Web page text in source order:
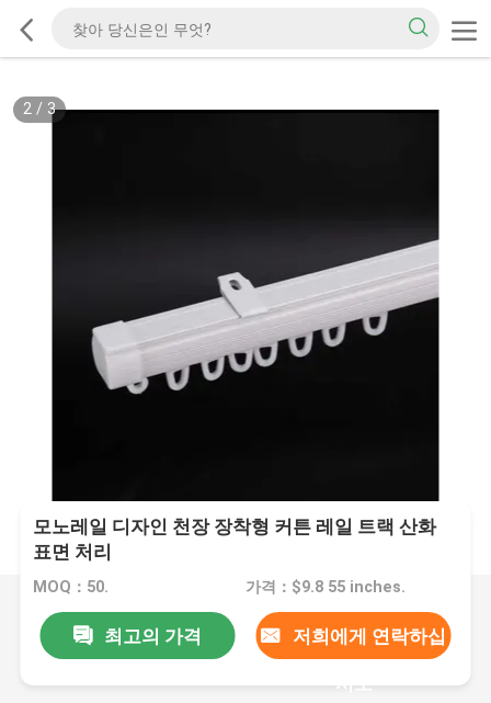
2/ 3
모노레일 디자인 천장 장착형 커튼 레일 트랙 산화
표면 처리
MOQ：50. 가격：$9.8 55 inches.
최고의 가격 저희에게 연락하십
시오